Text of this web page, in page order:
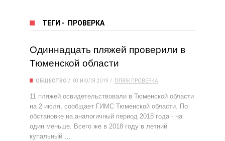
ТЕГИ - ПРОВЕРКА
Одиннадцать пляжей проверили в
Тюменской области
ОБЩЕСТВО 03 ИЮЛЯ 2019 ПЛЯЖ ПРОВЕРКА
11 пляжей освидетельствовали в Тюменской области
на 2 июля, сообщает ГИМС Тюменской области. По
обстановке на аналогичный период 2018 года - на
один меньше. Всего же в 2018 году в летний
купальный …